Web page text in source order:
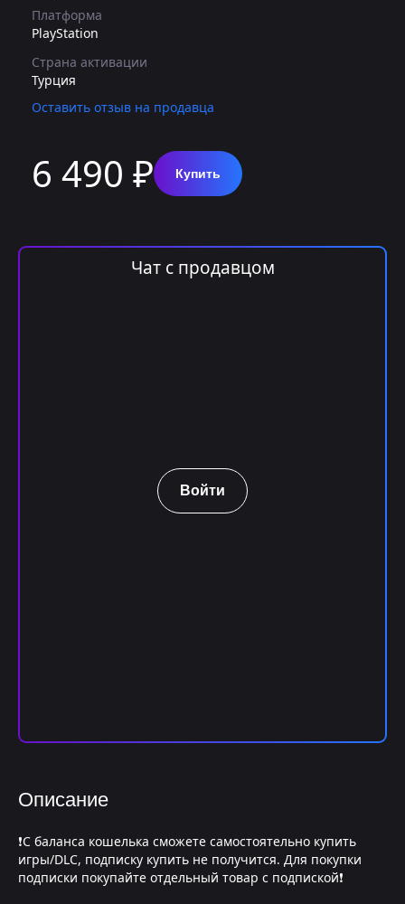
Платформа
PlayStation
Страна активации
Турция
Оставить отзыв на продавца
6 490 ₽ Купить
Чат с продавцом
Войти
Описание
❗С баланса кошелька сможете самостоятельно купить
игры/DLC, подписку купить не получится. Для покупки
подписки покупайте отдельный товар с подпиской❗